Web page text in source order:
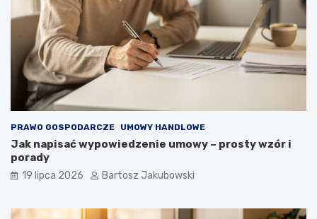
PRAWO GOSPODARCZE UMOWY HANDLOWE
Jak napisać wypowiedzenie umowy – prosty wzór i
porady
19 lipca 2026 Bartosz Jakubowski